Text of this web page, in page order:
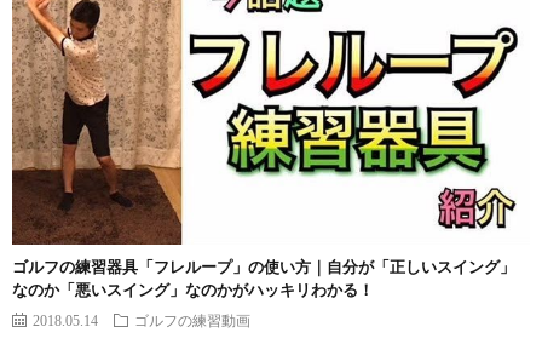
ゴルフの練習器具「フレループ」の使い方｜自分が「正しいスイング」
なのか「悪いスイング」なのかがハッキリわかる！
2018.05.14 ゴルフの練習動画